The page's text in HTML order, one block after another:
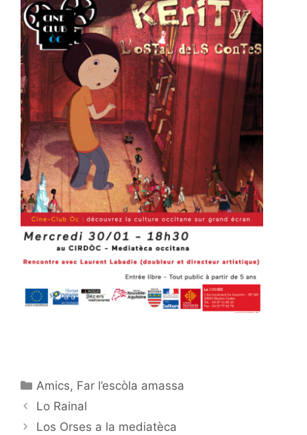
Catégories
Amics, Far l’escòla amassa
Navigation
des
Lo Rainal
Los Orses a la mediatèca